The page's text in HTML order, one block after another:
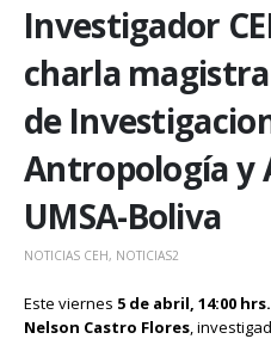
Investigador
charla
de
Antropología y
UMSA-Boliva
NOTICIAS CEH, NOTICIAS2
Este viernes 5 de abril, 14:00
Nelson Castro Flores,